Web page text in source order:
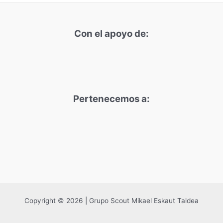
Con el apoyo de:
Pertenecemos a:
Copyright © 2026 | Grupo Scout Mikael Eskaut Taldea